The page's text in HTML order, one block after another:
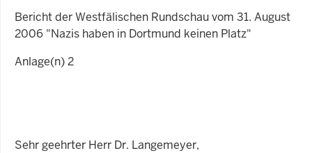
Bericht der Westfälischen Rundschau vom 31. August
2006 "Nazis haben in Dortmund keinen Platz"
Anlage(n) 2
Sehr geehrter Herr Dr. Langemeyer,